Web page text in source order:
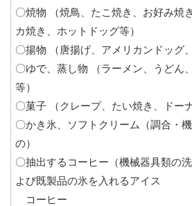
〇焼物 （焼鳥、たこ焼き、お好み焼
カ焼き、ホットドッグ等）
〇揚物 （唐揚げ、アメリカンドッグ
〇ゆで、蒸し物 （ラーメン、うどん
等）
〇菓子 （クレープ、たい焼き、ドー
〇かき氷、ソフトクリーム（調合・
の）
〇抽出するコーヒー（機械器具類の
よび既製品の氷を入れるアイス
コーヒー